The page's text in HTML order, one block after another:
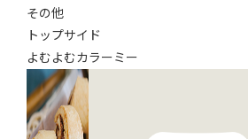
その他
トップサイド
よむよむカラーミー